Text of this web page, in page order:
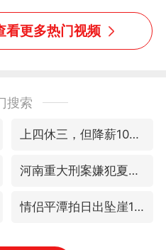
没有一个人掉链子
看更多热门视频
搜索
上四休三，但降薪1000元，你接受吗？
河南重大刑案嫌犯夏某钢落网
情侣平潭拍日出坠崖1死1伤